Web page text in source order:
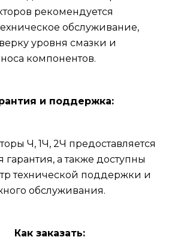
рекомендуется
обслуживание,
уровня смазки и
компонентов.
и поддержка:
Ч, 1Ч, 2Ч предоставляется
а также доступны
технической поддержки и
обслуживания.
Как заказать: